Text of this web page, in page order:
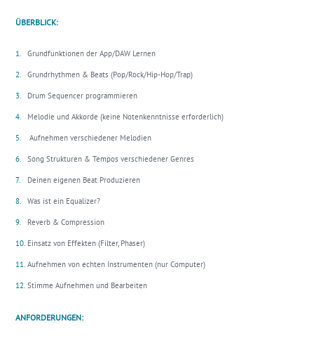
ÜBERBLICK:
Grundfunktionen der App/DAW Lernen
Grundrhythmen & Beats (Pop/Rock/Hip-Hop/Trap)
Drum Sequencer programmieren
Melodie und Akkorde (keine Notenkenntnisse erforderlich)
Aufnehmen verschiedener Melodien
Song Strukturen & Tempos verschiedener Genres
Deinen eigenen Beat Produzieren
Was ist ein Equalizer?
Reverb & Compression
Einsatz von Effekten (Filter, Phaser)
Aufnehmen von echten Instrumenten (nur Computer)
Stimme Aufnehmen und Bearbeiten
ANFORDERUNGEN: